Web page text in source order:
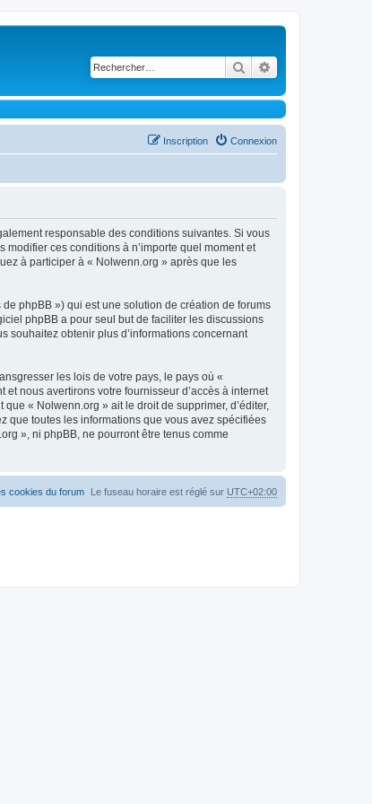
Rechercher
Connexion
Inscription
responsable des conditions suivantes. Si vous
ces conditions à n’importe quel moment et
à participer à « Nolwenn.org » après que les
phpBB ») qui est une solution de création de forums
phpBB a pour seul but de faciliter les discussions
souhaitez obtenir plus d’informations concernant
les lois de votre pays, le pays où «
nous avertirons votre fournisseur d’accès à internet
« Nolwenn.org » ait le droit de supprimer, d’éditer,
que toutes les informations que vous avez spécifiées
», ni phpBB, ne pourront être tenus comme
Le fuseau horaire est réglé sur UTC+02:00
cookies du forum